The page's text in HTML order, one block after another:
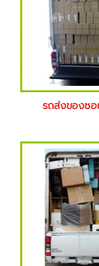
รถส่งของซอ